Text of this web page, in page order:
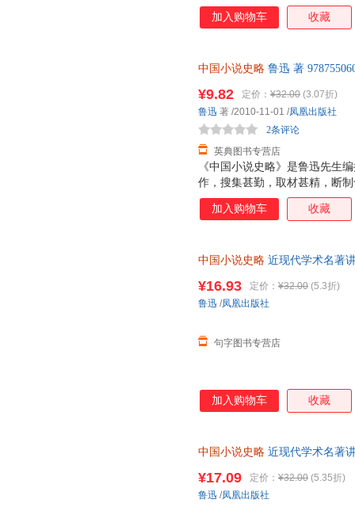
义的学术著作。全书共有28篇
始于神话与传说，迄于清末谴
加入购物车 收藏
中国小说史略 鲁迅 著
《中国小说史略》是鲁迅先生
作，搜集甚勤，取材甚精，断
义的学术著作。全书共有28篇
始于神话与传说，迄于清末谴
¥9.82 定价： ¥32.00 (3.07折)
英典图书专营店
2条评论
鲁迅 著 /2010-11-01 /凤凰出版社
加入购物车 收藏
中国小说史略 近现代学术名著
¥16.93 定价： ¥32.00 (5.3折)
句字图书专营店
鲁迅 /凤凰出版社
加入购物车 收藏
中国小说史略 近现代学术名著
¥17.09 定价： ¥32.00 (5.35折)
鲁迅 /凤凰出版社